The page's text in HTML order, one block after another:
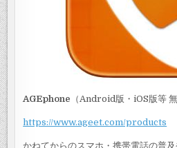
AGEphone （Android版・iOS版等 無
https://www.ageet.com/products
かねてからのスマホ・携帯電話の普